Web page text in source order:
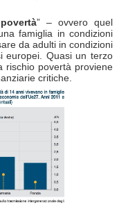
” – ovvero quel
famiglia in condizioni
da adulti in condizioni
europei. Quasi un terzo
rischio povertà proviene
critiche.